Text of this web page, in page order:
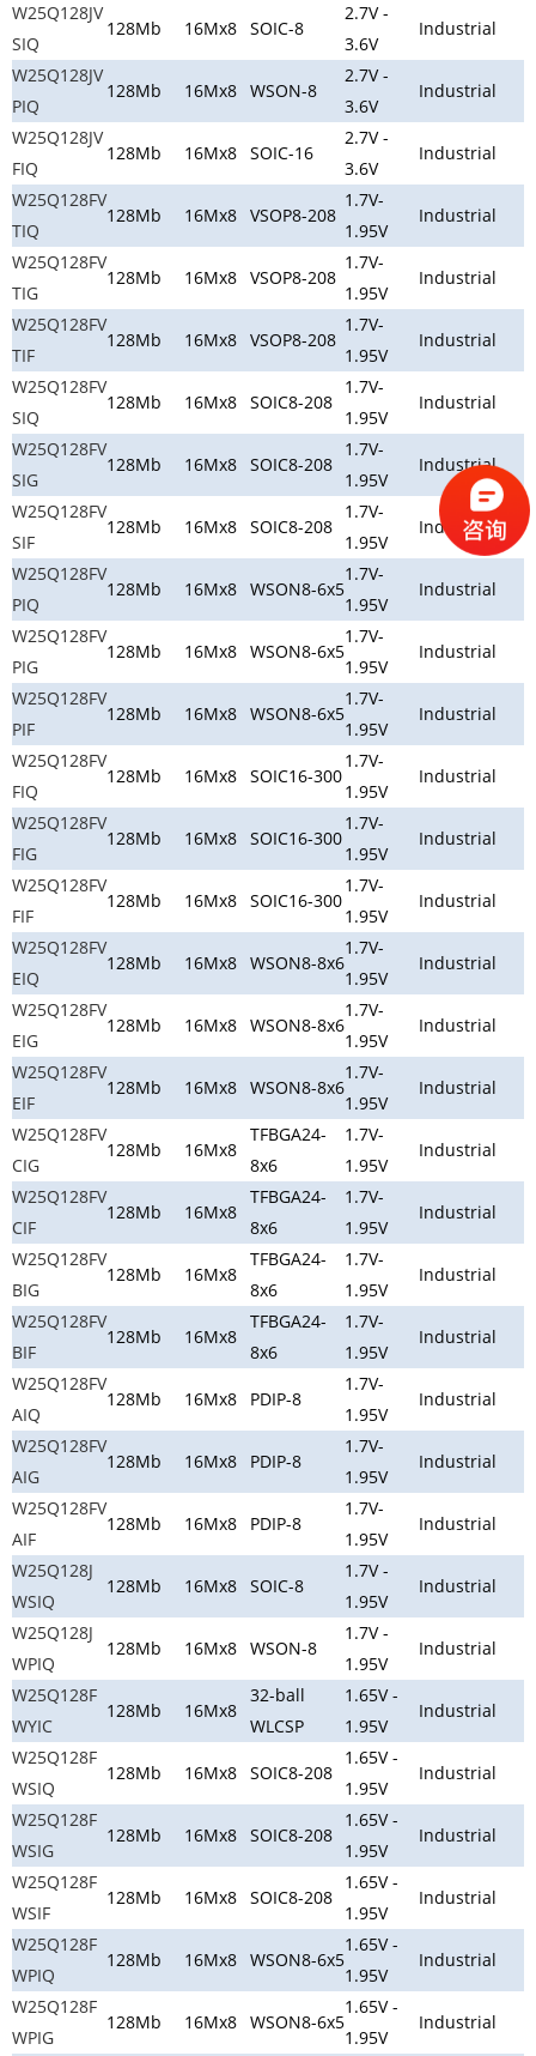
W25Q128JV
SIQ
128Mb 16Mx8 SOIC-8
2.7V -
3.6V
Industrial
W25Q128JV
PIQ
128Mb 16Mx8 WSON-8
2.7V -
3.6V
Industrial
W25Q128JV
FIQ
128Mb 16Mx8 SOIC-16
2.7V -
3.6V
Industrial
W25Q128FV
TIQ
128Mb 16Mx8 VSOP8-208
1.7V-
1.95V
Industrial
W25Q128FV
TIG
128Mb 16Mx8 VSOP8-208
1.7V-
1.95V
Industrial
W25Q128FV
TIF
128Mb 16Mx8 VSOP8-208
1.7V-
1.95V
Industrial
W25Q128FV
SIQ
128Mb 16Mx8 SOIC8-208
1.7V-
1.95V
Industrial
W25Q128FV
SIG
128Mb 16Mx8 SOIC8-208
1.7V-
1.95V
Industrial
W25Q128FV
SIF
128Mb 16Mx8 SOIC8-208
1.7V-
1.95V
Industrial
W25Q128FV
PIQ
128Mb 16Mx8 WSON8-6x5
1.7V-
1.95V
Industrial
W25Q128FV
PIG
128Mb 16Mx8 WSON8-6x5
1.7V-
1.95V
Industrial
W25Q128FV
PIF
128Mb 16Mx8 WSON8-6x5
1.7V-
1.95V
Industrial
W25Q128FV
FIQ
128Mb 16Mx8 SOIC16-300
1.7V-
1.95V
Industrial
W25Q128FV
FIG
128Mb 16Mx8 SOIC16-300
1.7V-
1.95V
Industrial
W25Q128FV
FIF
128Mb 16Mx8 SOIC16-300
1.7V-
1.95V
Industrial
W25Q128FV
EIQ
128Mb 16Mx8 WSON8-8x6
1.7V-
1.95V
Industrial
W25Q128FV
EIG
128Mb 16Mx8 WSON8-8x6
1.7V-
1.95V
Industrial
W25Q128FV
EIF
128Mb 16Mx8 WSON8-8x6
1.7V-
1.95V
Industrial
W25Q128FV
CIG
128Mb 16Mx8
TFBGA24-
8x6
1.7V-
1.95V
Industrial
W25Q128FV
CIF
128Mb 16Mx8
TFBGA24-
8x6
1.7V-
1.95V
Industrial
W25Q128FV
BIG
128Mb 16Mx8
TFBGA24-
8x6
1.7V-
1.95V
Industrial
W25Q128FV
BIF
128Mb 16Mx8
TFBGA24-
8x6
1.7V-
1.95V
Industrial
W25Q128FV
AIQ
128Mb 16Mx8 PDIP-8
1.7V-
1.95V
Industrial
W25Q128FV
AIG
128Mb 16Mx8 PDIP-8
1.7V-
1.95V
Industrial
W25Q128FV
AIF
128Mb 16Mx8 PDIP-8
1.7V-
1.95V
Industrial
W25Q128J
WSIQ
128Mb 16Mx8 SOIC-8
1.7V -
1.95V
Industrial
W25Q128J
WPIQ
128Mb 16Mx8 WSON-8
1.7V -
1.95V
Industrial
W25Q128F
WYIC
128Mb 16Mx8
32-ball
WLCSP
1.65V -
1.95V
Industrial
W25Q128F
WSIQ
128Mb 16Mx8 SOIC8-208
1.65V -
1.95V
Industrial
W25Q128F
WSIG
128Mb 16Mx8 SOIC8-208
1.65V -
1.95V
Industrial
W25Q128F
WSIF
128Mb 16Mx8 SOIC8-208
1.65V -
1.95V
Industrial
W25Q128F
WPIQ
128Mb 16Mx8 WSON8-6x5
1.65V -
1.95V
Industrial
W25Q128F
WPIG
128Mb 16Mx8 WSON8-6x5
1.65V -
1.95V
Industrial